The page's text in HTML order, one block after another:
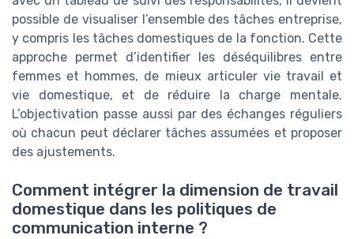
possible de visualiser l’ensemble des tâches entreprise,
y compris les tâches domestiques de la fonction. Cette
approche permet d’identifier les déséquilibres entre
femmes et hommes, de mieux articuler vie travail et
vie domestique, et de réduire la charge mentale.
L’objectivation passe aussi par des échanges réguliers
où chacun peut déclarer tâches assumées et proposer
des ajustements.
Comment intégrer la dimension de travail
domestique dans les politiques de
communication interne ?